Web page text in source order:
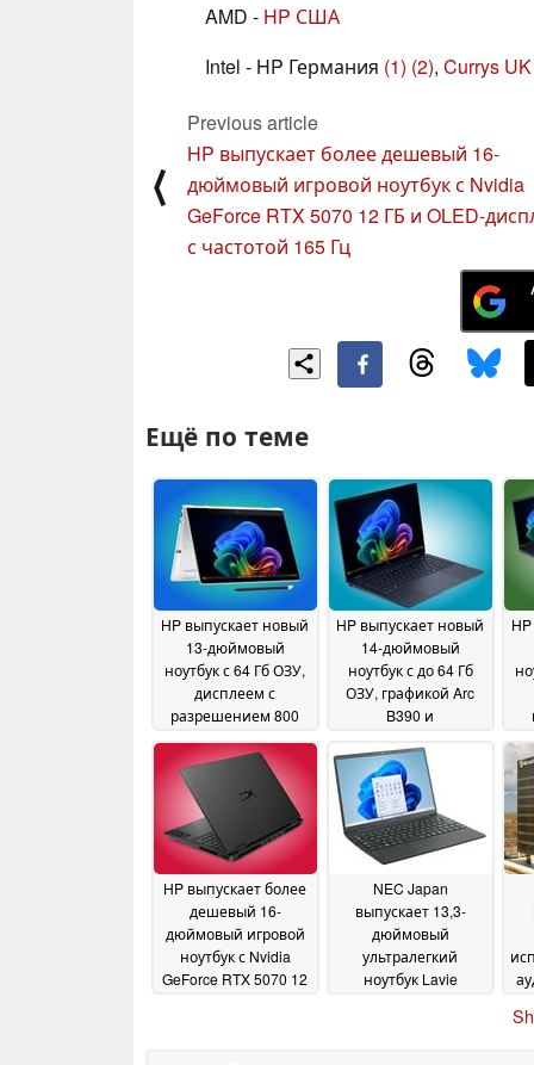
AMD - HP США
Intel - HP Германия (1) (2), Currys UK
⟨
Previous article
HP выпускает более дешевый 16-
дюймовый игровой ноутбук с Nvidia
GeForce RTX 5070 12 ГБ и OLED-
с частотой 165 Гц
Ещё по теме
HP выпускает новый
13-дюймовый
ноутбук с 64 Гб ОЗУ,
дисплеем с
разрешением 800
подключения к
сотовой сети
04 June
HP выпускает новый
14-дюймовый
ноутбук с до 64 Гб
ОЗУ, графикой Arc
B390 и
подключения к
сотовой сети
2026
HP выпускает более
дешевый 16-
дюймовый игровой
ноутбук с Nvidia
GeForce RTX 5070 12
NEC Japan
выпускает 13,3-
дюймовый
ультралегкий
ноутбук Lavie